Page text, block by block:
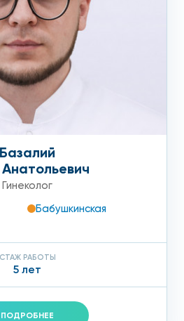
Базалий
Гинеколог
Бабушкинская
СТАЖ РАБОТЫ
5 лет
ПОДРОБНЕЕ